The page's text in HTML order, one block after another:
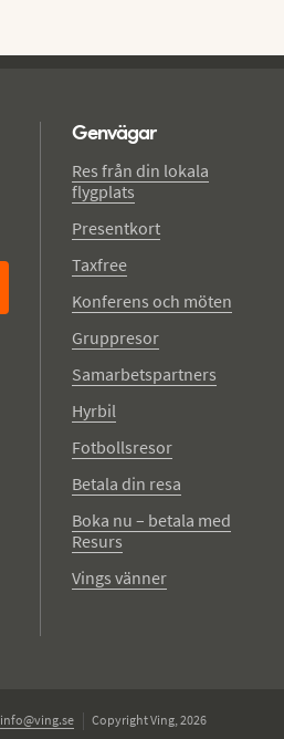
Genvägar
Res från din lokala
flygplats
Presentkort
Taxfree
Konferens och möten
Gruppresor
Samarbetspartners
Hyrbil
Fotbollsresor
Betala din resa
Boka nu – betala med
Resurs
Vings vänner
info@ving.se Copyright Ving, 2026